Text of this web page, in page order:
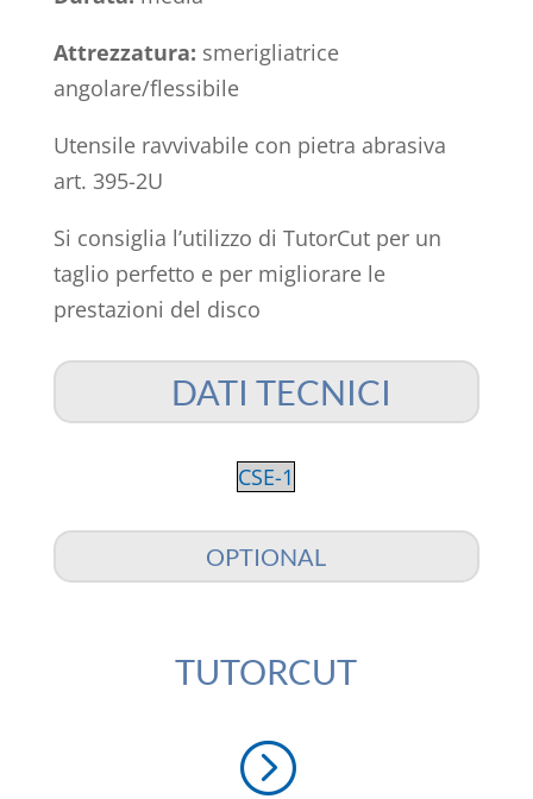
Attrezzatura: smerigliatrice
angolare/flessibile
Utensile ravvivabile con pietra abrasiva
art. 395-2U
Si consiglia l’utilizzo di TutorCut per un
taglio perfetto e per migliorare le
prestazioni del disco
DATI TECNICI
CSE-1
OPTIONAL
TUTORCUT
=